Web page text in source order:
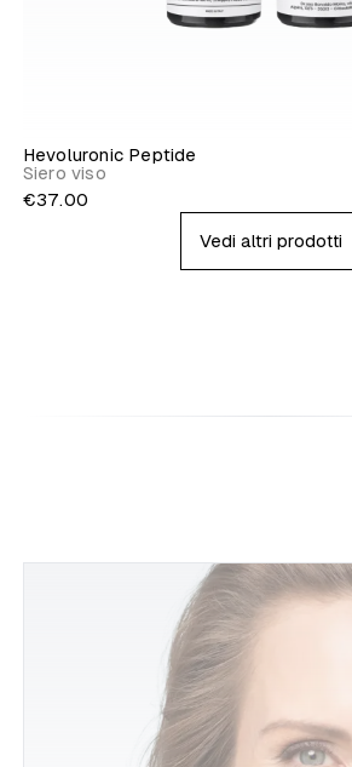
Hevoluronic Peptide
Siero viso
€37.00
Vedi altri prodotti